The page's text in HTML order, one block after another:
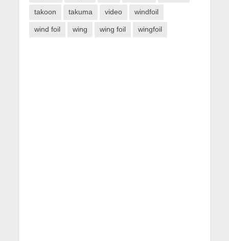
takoon takuma video windfoil
wind foil wing wing foil wingfoil